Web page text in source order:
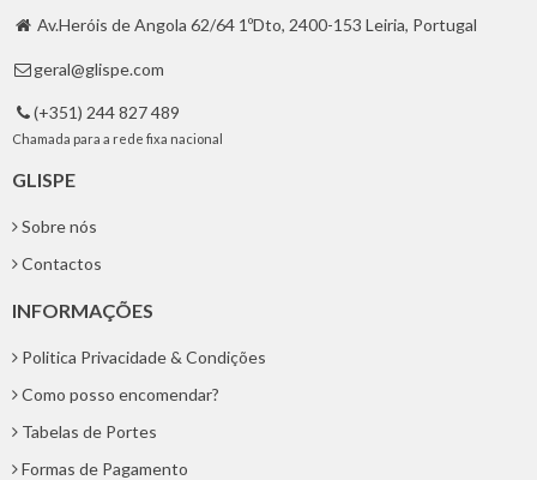
 Av.Heróis de Angola 62/64 1ºDto, 2400-153 Leiria, Portugal
 geral@glispe.com
 (+351) 244 827 489
Chamada para a rede fixa nacional
GLISPE
Sobre nós
Contactos
INFORMAÇÕES
Politica Privacidade & Condições
Como posso encomendar?
Tabelas de Portes
Formas de Pagamento